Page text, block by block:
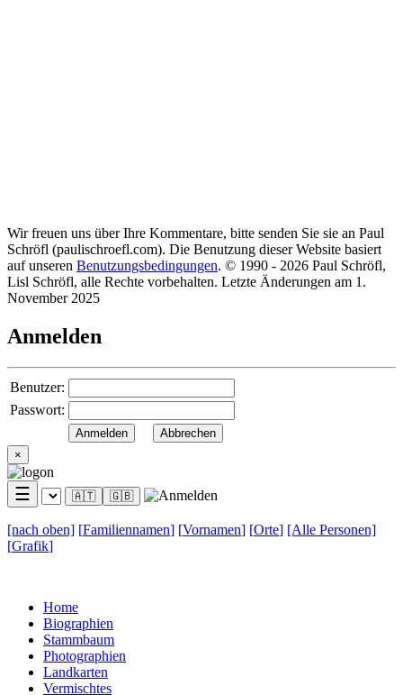
Wir freuen uns über Ihre Kommentare, bitte senden Sie sie an Paul
Schröfl (paulischroefl.com). Die Benutzung dieser Website basiert
auf unseren Benutzungsbedingungen. © 1990 - 2026 Paul Schröfl,
Lisl Schröfl, alle Rechte vorbehalten. Letzte Änderungen am 1.
November 2025
Anmelden
Benutzer:
Passwort:
×
☰ 🇦🇹 🇬🇧
[nach oben] [Familiennamen] [Vornamen] [Orte] [Alle Personen]
[Grafik]
Home
Biographien
Stammbaum
Photographien
Landkarten
Vermischtes